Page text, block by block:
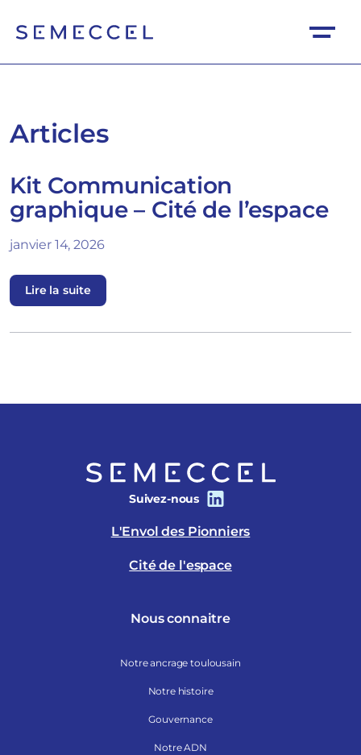
Articles
Kit Communication
graphique – Cité de l’espace
janvier 14, 2026
Lire la suite
Suivez-nous
L'Envol des Pionniers
Cité de l'espace
Nous connaitre
Notre ancrage toulousain
Notre histoire
Gouvernance
Notre ADN